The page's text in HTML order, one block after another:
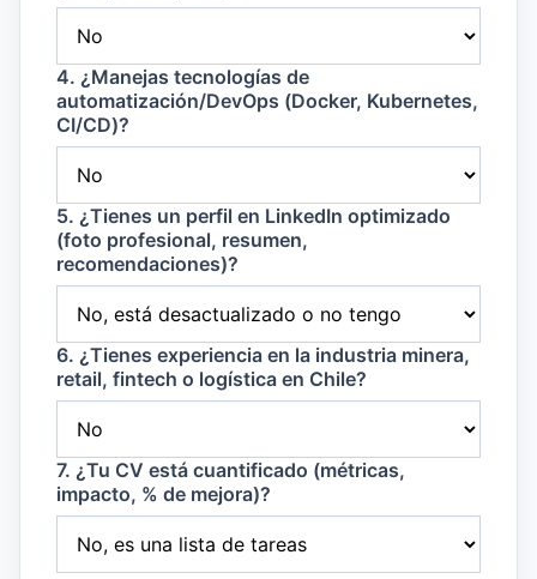
4. ¿Manejas tecnologías de
automatización/DevOps (Docker, Kubernetes,
CI/CD)?
5. ¿Tienes un perfil en LinkedIn optimizado
(foto profesional, resumen,
recomendaciones)?
6. ¿Tienes experiencia en la industria minera,
retail, fintech o logística en Chile?
7. ¿Tu CV está cuantificado (métricas,
impacto, % de mejora)?